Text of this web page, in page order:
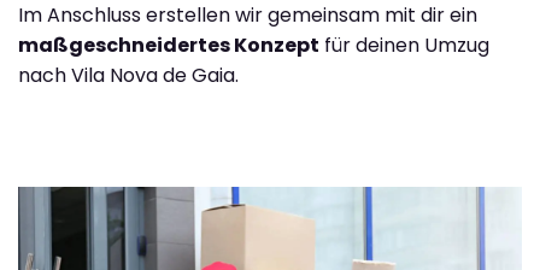
Im Anschluss erstellen wir gemeinsam mit dir ein
maßgeschneidertes Konzept für deinen Umzug
nach Vila Nova de Gaia.